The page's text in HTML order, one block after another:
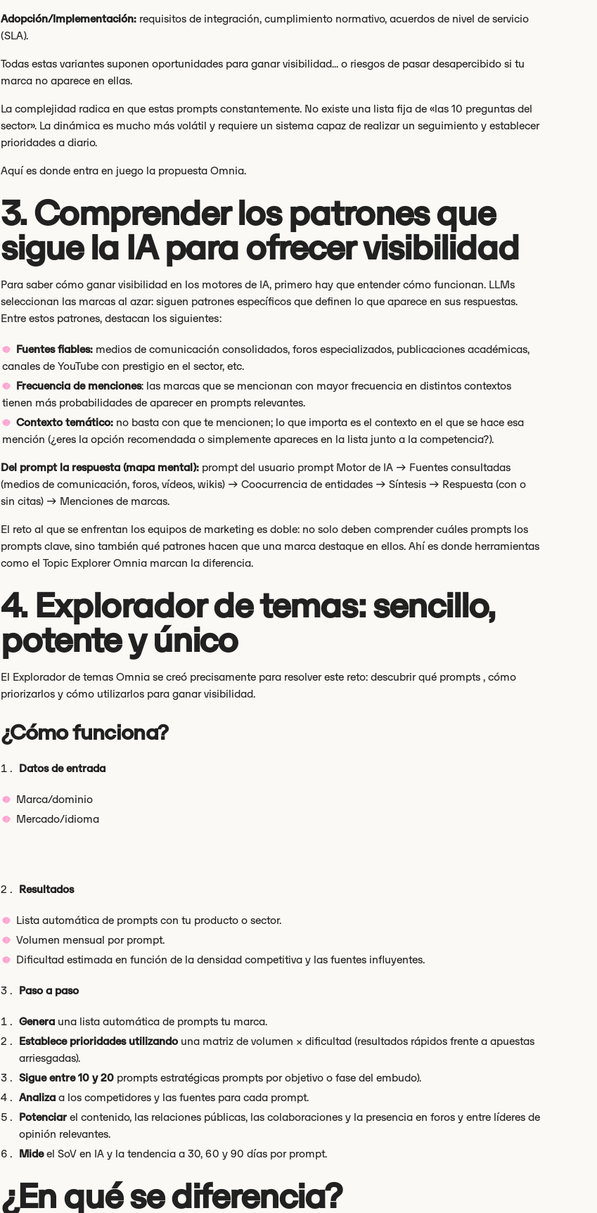
Adopción/Implementación: requisitos de integración, cumplimiento normativo, acuerdos de nivel de servicio
(SLA).
Todas estas variantes suponen oportunidades para ganar visibilidad... o riesgos de pasar desapercibido si tu
marca no aparece en ellas.
La complejidad radica en que estas prompts constantemente. No existe una lista fija de «las 10 preguntas del
sector». La dinámica es mucho más volátil y requiere un sistema capaz de realizar un seguimiento y establecer
prioridades a diario.
Aquí es donde entra en juego la propuesta Omnia.
3. Comprender los patrones que
sigue la IA para ofrecer visibilidad
Para saber cómo ganar visibilidad en los motores de IA, primero hay que entender cómo funcionan. LLMs
seleccionan las marcas al azar: siguen patrones específicos que definen lo que aparece en sus respuestas.
Entre estos patrones, destacan los siguientes:
Fuentes fiables: medios de comunicación consolidados, foros especializados, publicaciones académicas,
canales de YouTube con prestigio en el sector, etc.
Frecuencia de menciones: las marcas que se mencionan con mayor frecuencia en distintos contextos
tienen más probabilidades de aparecer en prompts relevantes.
Contexto temático: no basta con que te mencionen; lo que importa es el contexto en el que se hace esa
mención (¿eres la opción recomendada o simplemente apareces en la lista junto a la competencia?).
Del prompt la respuesta (mapa mental): prompt del usuario prompt Motor de IA → Fuentes consultadas
(medios de comunicación, foros, vídeos, wikis) → Coocurrencia de entidades → Síntesis → Respuesta (con o
sin citas) → Menciones de marcas.
El reto al que se enfrentan los equipos de marketing es doble: no solo deben comprender cuáles prompts los
prompts clave, sino también qué patrones hacen que una marca destaque en ellos. Ahí es donde herramientas
como el Topic Explorer Omnia marcan la diferencia.
4. Explorador de temas: sencillo,
potente y único
El Explorador de temas Omnia se creó precisamente para resolver este reto: descubrir qué prompts , cómo
priorizarlos y cómo utilizarlos para ganar visibilidad.
¿Cómo funciona?
Datos de entrada
Marca/dominio
Mercado/idioma
Resultados
Lista automática de prompts con tu producto o sector.
Volumen mensual por prompt.
Dificultad estimada en función de la densidad competitiva y las fuentes influyentes.
Paso a paso
Genera una lista automática de prompts tu marca.
Establece prioridades utilizando una matriz de volumen × dificultad (resultados rápidos frente a apuestas
arriesgadas).
Sigue entre 10 y 20 prompts estratégicas prompts por objetivo o fase del embudo).
Analiza a los competidores y las fuentes para cada prompt.
Potenciar el contenido, las relaciones públicas, las colaboraciones y la presencia en foros y entre líderes de
opinión relevantes.
Mideel SoV en IA y la tendencia a 30, 60 y 90 días por prompt.
¿En qué se diferencia?